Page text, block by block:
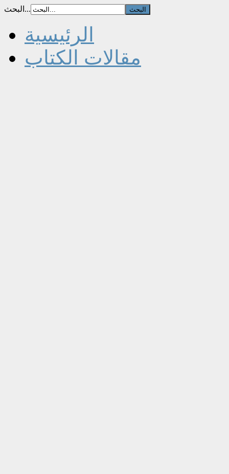
البحث...
الرئيسية
مقالات الكتاب